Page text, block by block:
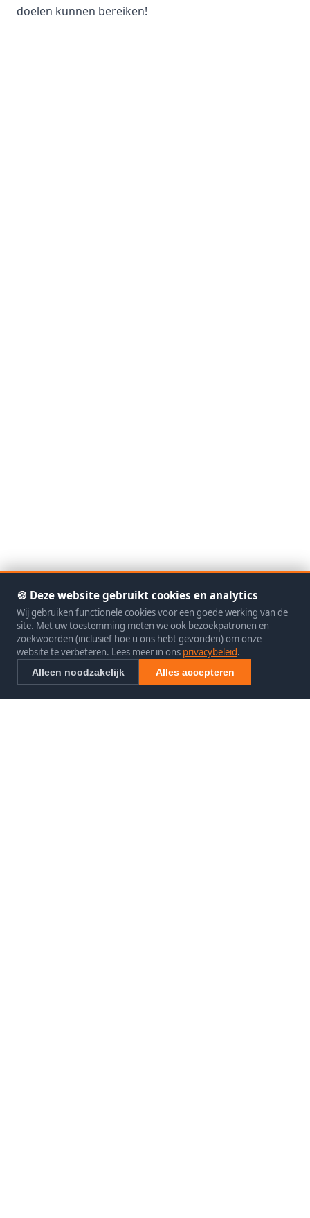
doelen kunnen bereiken!
🍪 Deze website gebruikt cookies en analytics
Wij gebruiken functionele cookies voor een goede werking van de
site. Met uw toestemming meten we ook bezoekpatronen en
zoekwoorden (inclusief hoe u ons hebt gevonden) om onze
website te verbeteren. Lees meer in ons privacybeleid.
Alleen noodzakelijk Alles accepteren